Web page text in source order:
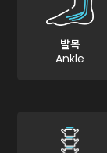
발목
Ankle